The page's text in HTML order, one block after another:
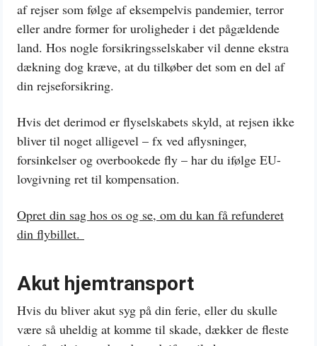
af rejser som følge af eksempelvis pandemier, terror
eller andre former for uroligheder i det pågældende
land. Hos nogle forsikringsselskaber vil denne ekstra
dækning dog kræve, at du tilkøber det som en del af
din rejseforsikring.
Hvis det derimod er flyselskabets skyld, at rejsen ikke
bliver til noget alligevel – fx ved aflysninger,
forsinkelser og overbookede fly – har du ifølge EU-
lovgivning ret til kompensation.
Opret din sag hos os og se, om du kan få refunderet
din flybillet.
Akut hjemtransport
Hvis du bliver akut syg på din ferie, eller du skulle
være så uheldig at komme til skade, dækker de fleste